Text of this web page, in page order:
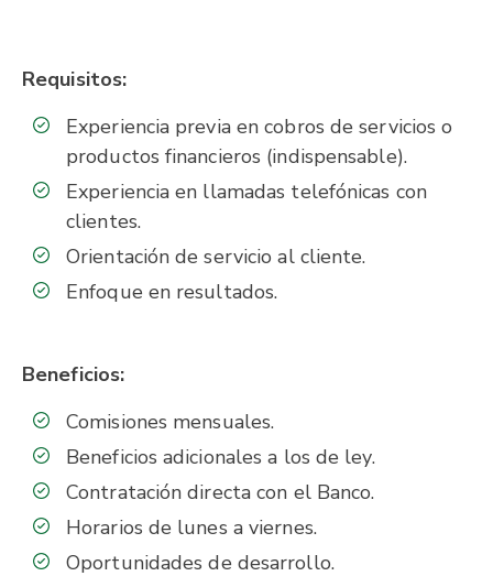
Requisitos:
Experiencia previa en cobros de servicios o
productos financieros (indispensable).
Experiencia en llamadas telefónicas con
clientes.
Orientación de servicio al cliente.
Enfoque en resultados.
Beneficios:
Comisiones mensuales.
Beneficios adicionales a los de ley.
Contratación directa con el Banco.
Horarios de lunes a viernes.
Oportunidades de desarrollo.